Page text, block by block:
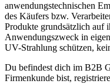
anwendungstechnischen
des Käufers bzw.
Produkte grundsätzlich auf
Anwendungszweck in
UV-Strahlung schützen,
Du befindest dich im B2B
Firmenkunde bist,